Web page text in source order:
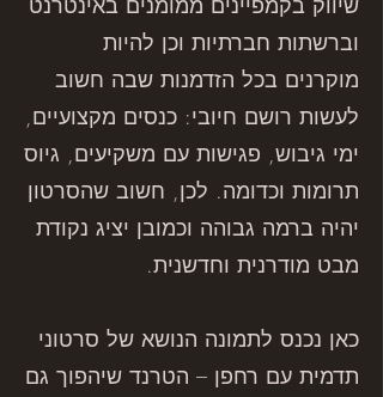
וברשתות חברתיות וכן להיות
מוקרנים בכל הזדמנות שבה חשוב
לעשות רושם חיובי: כנסים מקצועיים,
ימי גיבוש, פגישות עם משקיעים, גיוס
תרומות וכדומה. לכן, חשוב שהסרטון
יהיה ברמה גבוהה וכמובן יציג נקודת
מבט מודרנית וחדשנית.
כאן נכנס לתמונה הנושא של סרטוני
תדמית עם רחפן – הטרנד שיהפוך גם